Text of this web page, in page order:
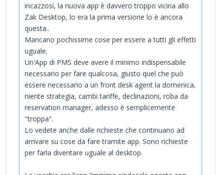
incazzosi, la nuova app è davvero troppo vicina allo
Zak Desktop, lo era la prima versione lo è ancora
questa..
Mancano pochissime cose per essere a tutti gli effetti
uguale.
Un'App di PMS deve avere il minimo indispensabile
necessario per fare qualcosa, giusto quel che può
essere necessario a un front desk agent la domenica,
niente strategia, cambi tariffe, declinazioni, roba da
reservation manager, adesso è semplicemente
"troppa".
Lo vedete anche dalle richieste che continuano ad
arrivare su cose da fare tramite app. Sono richieste
per farla diventare uguale al desktop.